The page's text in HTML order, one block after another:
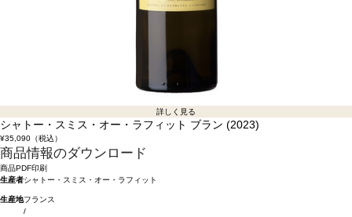
詳しく見る
シャトー・スミス・オー・ラフィット ブラン (2023)
¥35,090（税込）
商品情報のダウンロード
商品PDF印刷
生産者シャトー・スミス・オー・ラフィット
生産地フランス
/